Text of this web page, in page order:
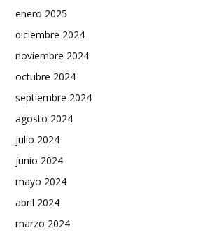
enero 2025
diciembre 2024
noviembre 2024
octubre 2024
septiembre 2024
agosto 2024
julio 2024
junio 2024
mayo 2024
abril 2024
marzo 2024